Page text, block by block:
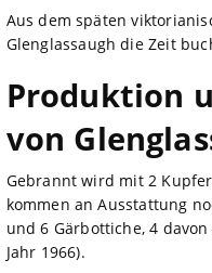
Aus dem späten
Glenglassaugh die Zeit
Produktion
von
Gebrannt wird mit 2
kommen an Ausstattung
und 6 Gärbottiche, 4
Jahr 1966).